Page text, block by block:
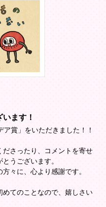
ます！
賞」をいただきました！！
ださったり、コメントを寄せ
うございます。
々に、心より感謝です。
めてのことなので、嬉しさい